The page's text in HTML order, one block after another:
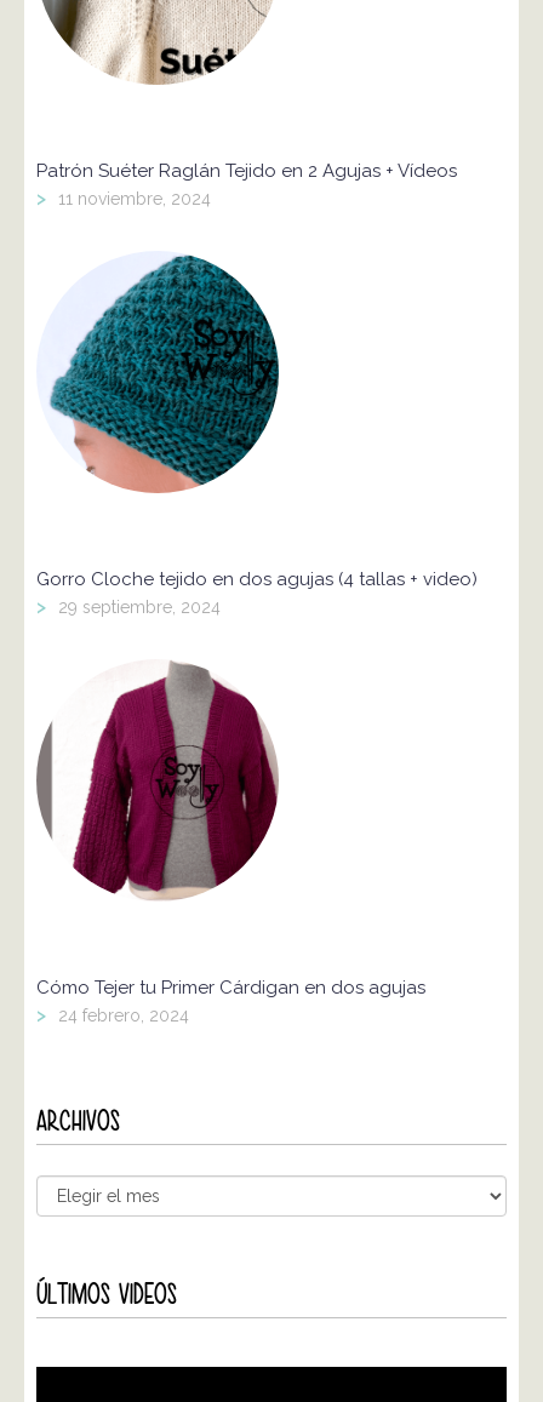
Patrón Suéter Raglán Tejido en 2 Agujas + Vídeos
> 11 noviembre, 2024
Gorro Cloche tejido en dos agujas (4 tallas + video)
> 29 septiembre, 2024
Cómo Tejer tu Primer Cárdigan en dos agujas
> 24 febrero, 2024
ARCHIVOS
ÚLTIMOS VIDEOS